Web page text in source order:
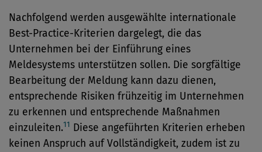
Nachfolgend werden ausgewählte internationale
Best-Practice-Kriterien dargelegt, die das
Unternehmen bei der Einführung eines
Meldesystems unterstützen sollen. Die sorgfältige
Bearbeitung der Meldung kann dazu dienen,
entsprechende Risiken frühzeitig im Unternehmen
zu erkennen und entsprechende Maßnahmen
einzuleiten.11 Diese angeführten Kriterien erheben
keinen Anspruch auf Vollständigkeit, zudem ist zu